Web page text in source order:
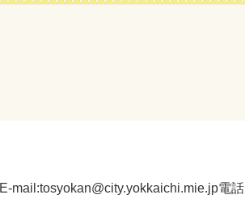
E-mail:tosyokan@city.yokkaichi.mie.jp電